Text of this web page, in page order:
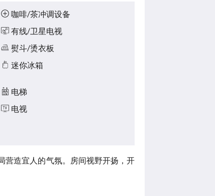
咖啡/茶冲调设备
有线/卫星电视
熨斗/烫衣板
迷你冰箱
电梯
电视
营造宜人的气氛。房间视野开扬，开